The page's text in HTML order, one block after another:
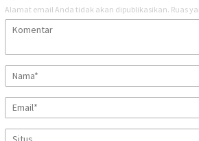
Alamat email Anda tidak akan dipublikasikan. Ruas